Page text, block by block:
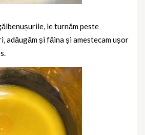
le turnăm peste
adăugăm și făina și amestecam ușor